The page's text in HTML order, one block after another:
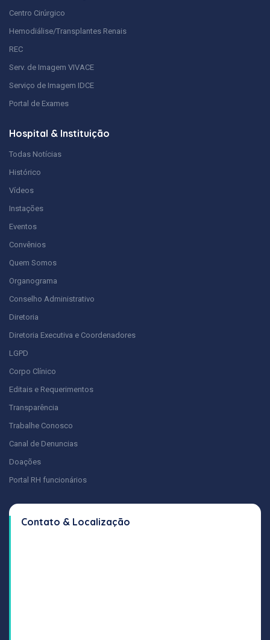
Centro Cirúrgico
Hemodiálise/Transplantes Renais
REC
Serv. de Imagem VIVACE
Serviço de Imagem IDCE
Portal de Exames
Hospital & Instituição
Todas Notícias
Histórico
Vídeos
Instações
Eventos
Convênios
Quem Somos
Organograma
Conselho Administrativo
Diretoria
Diretoria Executiva e Coordenadores
LGPD
Corpo Clínico
Editais e Requerimentos
Transparência
Trabalhe Conosco
Canal de Denuncias
Doações
Portal RH funcionários
Contato & Localização